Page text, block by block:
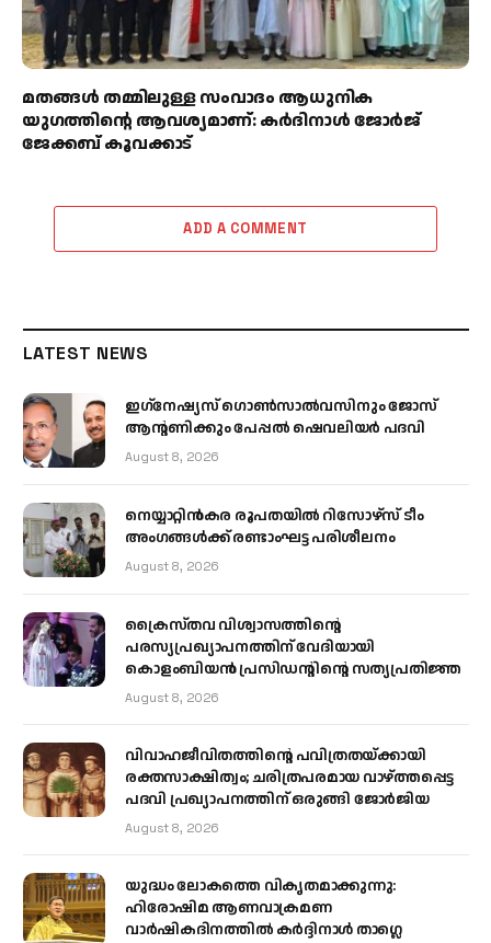
മതങ്ങൾ തമ്മിലുള്ള സംവാദം ആധുനിക
യുഗത്തിന്റെ ആവശ്യമാണ്: കർദിനാൾ ജോർജ്
ജേക്കബ് കൂവക്കാട്
ADD A COMMENT
LATEST NEWS
ഇഗ്‌നേഷ്യസ് ഗൊൺസാൽവസിനും ജോസ്
ആന്റണിക്കും പേപ്പൽ ഷെവലിയർ പദവി
August 8, 2026
നെയ്യാറ്റിൻകര രൂപതയിൽ റിസോഴ്സ് ടീം
അംഗങ്ങൾക്ക് രണ്ടാംഘട്ട പരിശീലനം
August 8, 2026
ക്രൈസ്തവ വിശ്വാസത്തിന്റെ
പരസ്യപ്രഖ്യാപനത്തിന് വേദിയായി
കൊളംബിയൻ പ്രസിഡന്റിന്റെ സത്യപ്രതിജ്ഞ
August 8, 2026
വിവാഹജീവിതത്തിന്റെ പവിത്രതയ്ക്കായി
രക്തസാക്ഷിത്വം; ചരിത്രപരമായ വാഴ്ത്തപ്പെട്ട
പദവി പ്രഖ്യാപനത്തിന് ഒരുങ്ങി ജോര്‍ജിയ
August 8, 2026
യുദ്ധം ലോകത്തെ വികൃതമാക്കുന്നു:
ഹിരോഷിമ ആണവാക്രമണ
വാർഷികദിനത്തിൽ കർദ്ദിനാൾ താഗ്ലെ